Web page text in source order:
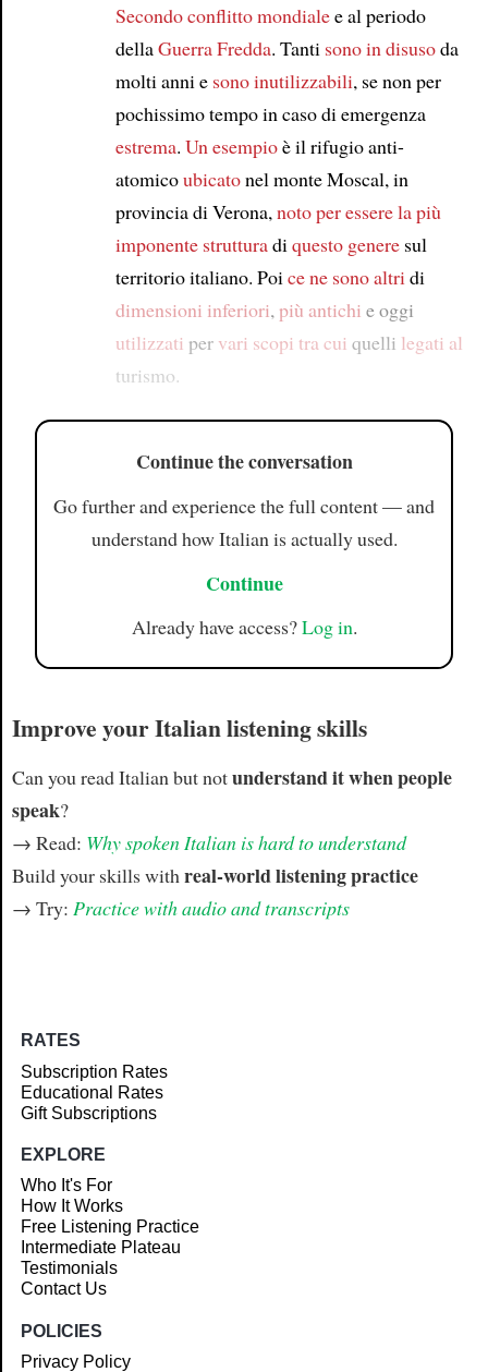
Secondo conflitto mondialee al periodo
dellaGuerra Fredda. Tanti sono in disusoda
molti anni e sono inutilizzabili, se non per
pochissimo tempo in caso di emergenza
estrema. Un esempioè il rifugio anti-
atomicoubicatonel monte Moscal, in
provincia di Verona, noto per esserela più
imponente strutturadi questo generesul
territorio italiano. Poi ce ne sono altri di
dimensioni inferiori, più antichi e oggi
utilizzati per vari scopi tra cui quelli legati al
turismo.
Continue the conversation
Go further and experience the full content — and
understand how Italian is actually used.
Continue
Already have access?Log in.
Improve your Italian listening skills
Can you read Italian but notunderstand it when people
speak?
→ Read: Why spoken Italian is hard to understand
Build your skills withreal-world listening practice
→ Try: Practice with audio and transcripts
RATES
Subscription Rates
Educational Rates
Gift Subscriptions
EXPLORE
Who It's For
How It Works
Free Listening Practice
Intermediate Plateau
Testimonials
Contact Us
POLICIES
Privacy Policy